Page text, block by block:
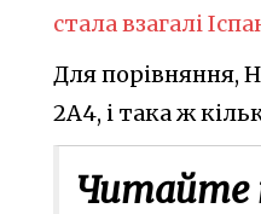
стала взагалі
Для порівняння,
2A4, і така ж